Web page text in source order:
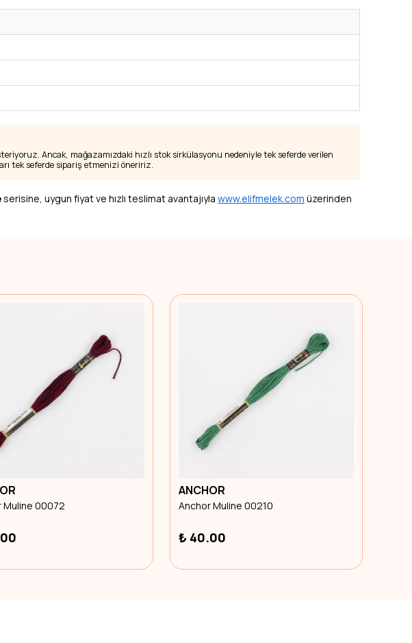
Ancak, mağazamızdaki hızlı stok sirkülasyonu nedeniyle tek seferde verilen
tek seferde sipariş etmenizi öneririz.
serisine, uygun fiyat ve hızlı teslimat avantajıyla www.elifmelek.com üzerinden
Muline 00072
ANCHOR
Anchor Muline 00210
₺ 40.00